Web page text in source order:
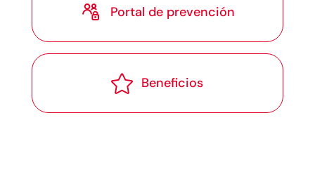
 Portal de prevención
 Beneficios